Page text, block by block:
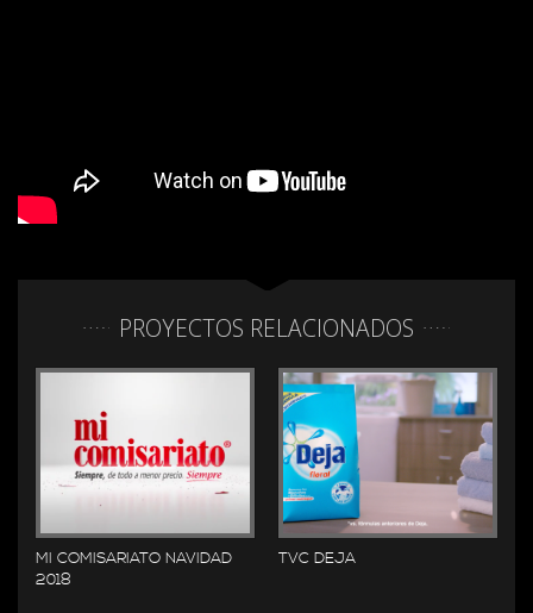
PROYECTOS RELACIONADOS
MI COMISARIATO NAVIDAD
2018
TVC DEJA